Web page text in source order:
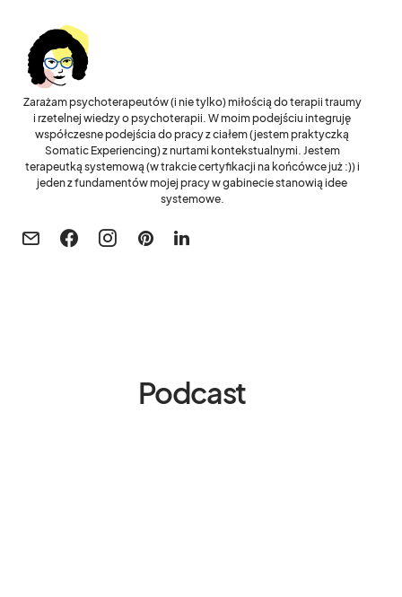
Zarażam psychoterapeutów (i nie tylko) miłością do terapii traumy
i rzetelnej wiedzy o psychoterapii. W moim podejściu integruję
współczesne podejścia do pracy z ciałem (jestem praktyczką
Somatic Experiencing) z nurtami kontekstualnymi. Jestem
terapeutką systemową (w trakcie certyfikacji na końcówce już :)) i
jeden z fundamentów mojej pracy w gabinecie stanowią idee
systemowe.
Podcast